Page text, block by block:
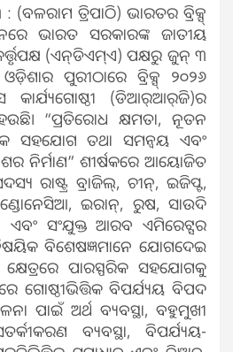
ତ୍ରିପାଠି) ଭାରତର ବ୍ରିକ୍ସ୍
ଭାରତ ସରକାରଙ୍କ ଜାତୀୟ
(ଏନ୍‌ଡିଏମ୍‌ଏ) ପକ୍ଷରୁ ଜୁନ୍ ୩
ପୁରୀଠାରେ ବ୍ରିକ୍ସ୍ ୨୦୨୬
କାର୍ଯ୍ୟଗୋଷ୍ଠୀ (ଡିଆର୍‌ଆର୍‌ଜି)ର
“ପ୍ରତିରୋଧ କ୍ଷମତା, ନୂତନ
ସହଯୋଗ ତଥା ସମନ୍ଵୟ ଏବଂ
ନିର୍ମାଣ” ଶୀର୍ଷକରେ ଆୟୋଜିତ
ରାଷ୍ଟ୍ର ବ୍ରାଜିଲ୍, ଚୀନ୍, ଇଜିପ୍ଟ,
ଇରାନ୍, ରୁଷ, ସାଉଦି
ସଂଯୁକ୍ତ ଆରବ ଏମିରେଟ୍ସର
ବିଶେଷଜ୍ଞମାନେ ଯୋଗଦେଇ
ପାରସ୍ପରିକ ସହଯୋଗକୁ
ଗୋଷ୍ଠୀଭିତ୍ତିକ ବିପର୍ଯ୍ୟୟ ବିପଦ
ପାଇଁ ଅର୍ଥ ବ୍ୟବସ୍ଥା, ବହୁମୁଖୀ
ବ୍ୟବସ୍ଥା, ବିପର୍ଯ୍ୟୟ-